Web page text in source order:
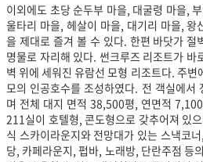
이외에도 초당 순두부 마을, 대굴령 마을,
울타리 마을, 헤살이 마을, 대기리 마을, 왕
을 제대로 즐겨 볼 수 있다. 한편 바닷가 절
명물로 자리해 있다. 썬크루즈 리조트가
벽 위에 세워진 유람선 모형 리조트다. 주
모의 인공호수를 조성하였다. 전 객실에서
며 전체 대지 면적 38,500평, 연면적
211실이 호텔형, 콘도형으로 갖추어져 있
식 스카이라운지와 전망대가 있는 스낵코
당, 카페라운지, 펍바, 노래방, 단란주점 등